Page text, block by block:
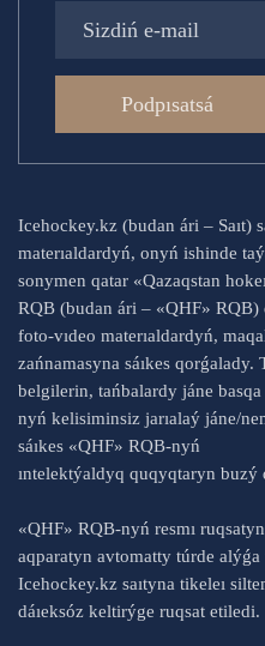
Podpısatsá
Icehockey.kz (budan ári – Saıt)
materıaldardyń, onyń ishinde
sonymen qatar «Qazaqstan
RQB (budan ári – «QHF»
foto-vıdeo materıaldardyń,
zańnamasyna sáıkes qorǵalady.
belgilerin, tańbalardy jáne
nyń kelisiminsiz jarıalaý jáne/
sáıkes «QHF» RQB-nyń
ıntelektýaldyq quqyqtaryn buzý
«QHF» RQB-nyń resmı
aqparatyn avtomatty túrde alýǵa
Icehockey.kz saıtyna tikeleı
dáıeksóz keltirýge ruqsat etiledi.